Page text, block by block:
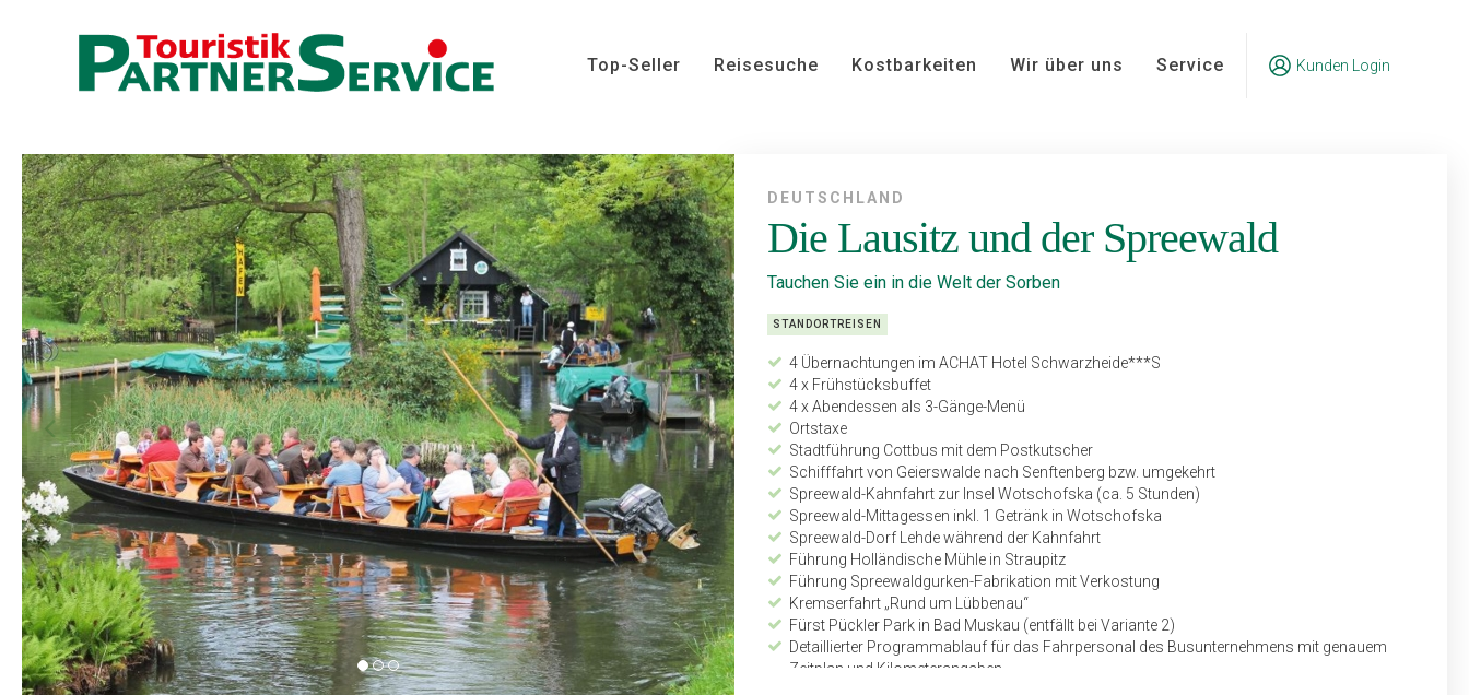
Top-Seller Reisesuche Kostbarkeiten Wir über uns Service Kunden Login
DEUTSCHLAND
Die Lausitz und der Spreewald
Tauchen Sie ein in die Welt der Sorben
STANDORTREISEN
4 Übernachtungen im ACHAT Hotel Schwarzheide***S
4 x Frühstücksbuffet
4 x Abendessen als 3-Gänge-Menü
Ortstaxe
Stadtführung Cottbus mit dem Postkutscher
Schifffahrt von Geierswalde nach Senftenberg bzw. umgekehrt
Spreewald-Kahnfahrt zur Insel Wotschofska (ca. 5 Stunden)
Spreewald-Mittagessen inkl. 1 Getränk in Wotschofska
Spreewald-Dorf Lehde während der Kahnfahrt
Führung Holländische Mühle in Straupitz
Führung Spreewaldgurken-Fabrikation mit Verkostung
Kremserfahrt „Rund um Lübbenau“
Fürst Pückler Park in Bad Muskau (entfällt bei Variante 2)
Detaillierter Programmablauf für das Fahrpersonal des Busunternehmens mit genauem
Zeitplan und Kilometerangaben